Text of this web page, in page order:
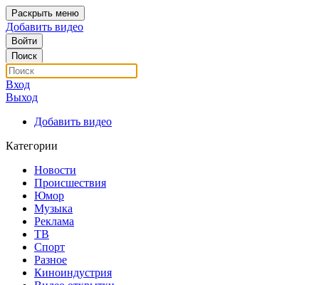
Раскрыть меню
Добавить видео
Войти
Поиск
Вход
Выход
Добавить видео
Категории
Новости
Происшествия
Юмор
Музыка
Реклама
ТВ
Спорт
Разное
Киноиндустрия